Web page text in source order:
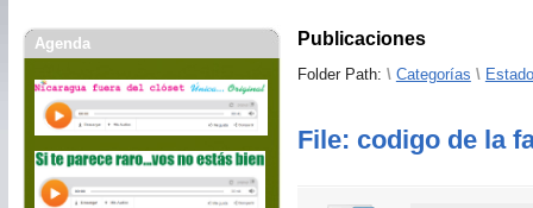
Publicaciones
Folder Path: \ Categorías \
File: codigo de la
Agenda